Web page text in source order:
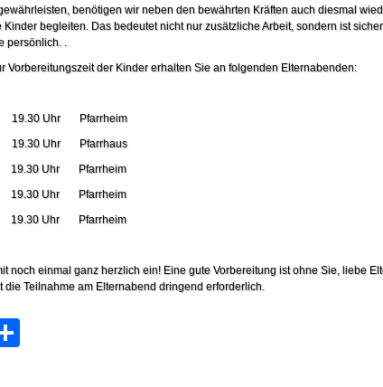
benötigen wir neben den bewährten Kräften auch diesmal
Kinder begleiten. Das bedeutet nicht nur zusätzliche Arbeit, sondern ist
persönlich. .
Vorbereitungszeit der Kinder erhalten Sie an folgenden Elternabenden:
Uhr Pfarrheim
Uhr Pfarrhaus
Uhr Pfarrheim
Uhr Pfarrheim
Uhr Pfarrheim
noch einmal ganz herzlich ein! Eine gute Vorbereitung ist ohne Sie, liebe
die Teilnahme am Elternabend dringend erforderlich.